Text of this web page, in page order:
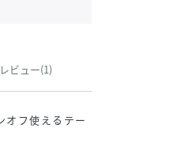
レビュー(1)
オフ使えるテー